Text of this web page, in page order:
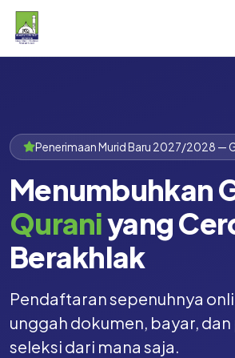
Penerimaan Murid Baru 2027/2028 —
Menumbuhkan
Quraniyang
Berakhlak
Pendaftaran sepenuhnya
unggah dokumen, bayar,
seleksi dari mana saja.